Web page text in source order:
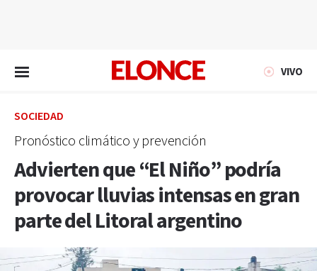
VIVO
SOCIEDAD
Pronóstico climático y prevención
Advierten que “El Niño” podría
provocar lluvias intensas en gran
parte del Litoral argentino